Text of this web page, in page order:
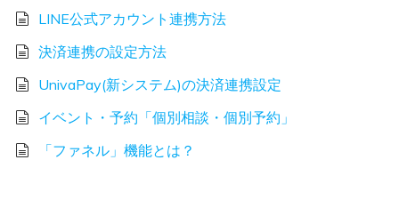
LINE公式アカウント連携方法
決済連携の設定方法
UnivaPay(新システム)の決済連携設定
イベント・予約「個別相談・個別予約」
「ファネル」機能とは？